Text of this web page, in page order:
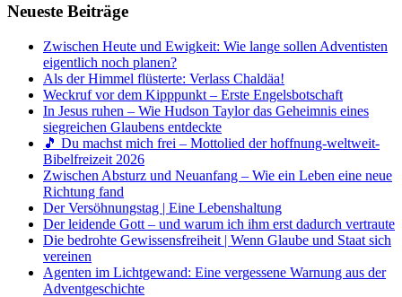
Neueste Beiträge
Zwischen Heute und Ewigkeit: Wie lange sollen Adventisten
eigentlich noch planen?
Als der Himmel flüsterte: Verlass Chaldäa!
Weckruf vor dem Kipppunkt – Erste Engelsbotschaft
In Jesus ruhen – Wie Hudson Taylor das Geheimnis eines
siegreichen Glaubens entdeckte
🎵 Du machst mich frei – Mottolied der hoffnung-weltweit-
Bibelfreizeit 2026
Zwischen Absturz und Neuanfang – Wie ein Leben eine neue
Richtung fand
Der Versöhnungstag | Eine Lebenshaltung
Der leidende Gott – und warum ich ihm erst dadurch vertraute
Die bedrohte Gewissensfreiheit | Wenn Glaube und Staat sich
vereinen
Agenten im Lichtgewand: Eine vergessene Warnung aus der
Adventgeschichte